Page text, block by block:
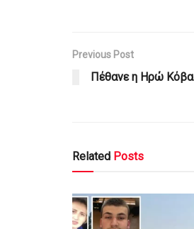
Previous Post
Πέθανε η Ηρώ Κόβα
Related Posts